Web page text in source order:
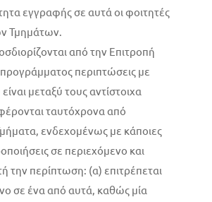
εγγραφής σε αυτά οι φοιτητές
Τμημάτων.
από την Επιτροπή
περιπτώσεις με
μεταξύ τους αντίστοιχα
ταυτόχρονα από
ενδεχομένως με κάποιες
σε περιεχόμενο και
την περίπτωση: (α) επιτρέπεται
σε ένα από αυτά, καθώς μία